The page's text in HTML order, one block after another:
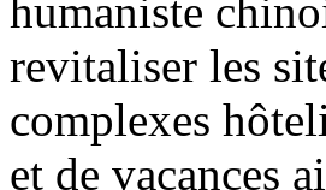
humaniste
revitaliser les
complexes
et de vacances